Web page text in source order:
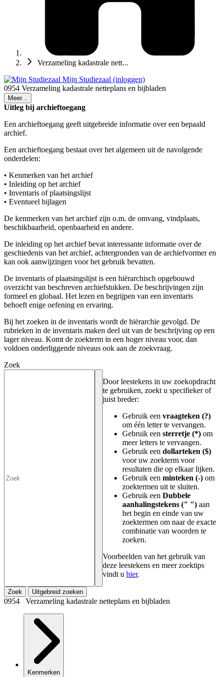
Verzameling kadastrale nett...
Mijn Studiezaal (inloggen)
0954 Verzameling kadastrale netteplans en bijbladen
Meer...
Uitleg bij archieftoegang
Een archieftoegang geeft uitgebreide informatie over een bepaald
archief.
Een archieftoegang bestaat over het algemeen uit de navolgende
onderdelen:
• Kenmerken van het archief
• Inleiding op het archief
• Inventaris of plaatsingslijst
• Eventueel bijlagen
De kenmerken van het archief zijn o.m. de omvang, vindplaats,
beschikbaarheid, openbaarheid en andere.
De inleiding op het archief bevat interessante informatie over de
geschiedenis van het archief, achtergronden van de archiefvormer en
kan ook aanwijzingen voor het gebruik bevatten.
De inventaris of plaatsingslijst is een hiërarchisch opgebouwd
overzicht van beschreven archiefstukken. De beschrijvingen zijn
formeel en globaal. Het lezen en begrijpen van een inventaris
behoeft enige oefening en ervaring.
Bij het zoeken in de inventaris wordt de hiërarchie gevolgd. De
rubrieken in de inventaris maken deel uit van de beschrijving op een
lager niveau. Komt de zoekterm in een hoger niveau voor, dan
voldoen onderliggende niveaus ook aan de zoekvraag.
Zoek
Door leestekens in uw zoekopdracht
te gebruiken, zoekt u specifieker of
juist breder:
Gebruik een vraagteken (?)
om één letter te vervangen.
Gebruik een sterretje (*) om
meer letters te vervangen.
Gebruik een dollarteken ($)
voor uw zoekterm voor
resultaten die op elkaar lijken.
Gebruik een minteken (-) om
zoektermen uit te sluiten.
Gebruik een Dubbele
aanhalingstekens (" ") aan
het begin en einde van uw
zoektermen om naar de exacte
combinatie van woorden te
zoeken.
Voorbeelden van het gebruik van
deze leestekens en meer zoektips
vindt u hier.
Zoek Uitgebreid zoeken
0954 Verzameling kadastrale netteplans en bijbladen
Kenmerken